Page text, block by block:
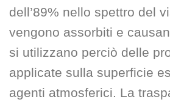
dell’89% nello spettro del
vengono assorbiti e
si utilizzano perciò delle
applicate sulla superficie
agenti atmosferici. La